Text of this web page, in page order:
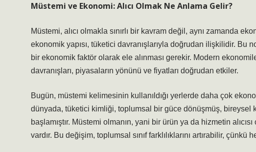
Müstemi ve Ekonomi: Alıcı Olmak Ne Anlama Gelir?
Müstemi, alıcı olmakla sınırlı bir kavram değil, aynı zamanda
ekonomik yapısı, tüketici davranışlarıyla doğrudan ilişkilidir. Bu
bir ekonomik faktör olarak ele alınması gerekir. Modern
davranışları, piyasaların yönünü ve fiyatları doğrudan etkiler.
Bugün, müstemi kelimesinin kullanıldığı yerlerde daha çok
dünyada, tüketici kimliği, toplumsal bir güce dönüşmüş, bireysel
başlamıştır. Müstemi olmanın, yani bir ürün ya da hizmetin
vardır. Bu değişim, toplumsal sınıf farklılıklarını artırabilir,